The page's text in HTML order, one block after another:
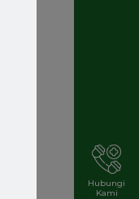
Hubungi
Kami